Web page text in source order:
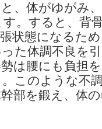
、体がゆがみ
。すると、背
状態になるた
た体調不良を
は腰にも負担
このような不
部を鍛え、体